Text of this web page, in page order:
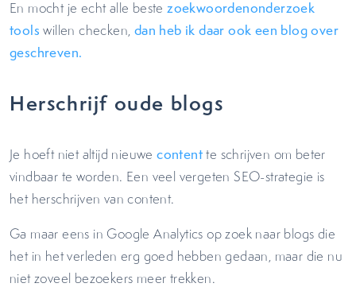
En mocht je echt alle bestezoekwoordenonderzoek
tools willen checken, dan heb ik daar ook een blog over
geschreven.
Herschrijf oude blogs
Je hoeft niet altijd nieuwecontentte schrijven om beter
vindbaar te worden. Een veel vergeten SEO-strategie is
het herschrijven van content.
Ga maar eens in Google Analytics op zoek naar blogs die
het in het verleden erg goed hebben gedaan, maar die nu
niet zoveel bezoekers meer trekken.